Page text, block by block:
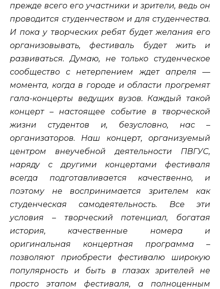
прежде всего его участники и зрители, ведь он
проводится студенчеством и для студенчества.
И пока у творческих ребят будет желания его
организовывать, фестиваль будет жить и
развиваться. Думаю, не только студенческое
сообщество с нетерпением ждет апреля —
момента, когда в городе и области прогремят
гала-концерты ведущих вузов. Каждый такой
концерт – настоящее событие в творческой
жизни студентов и, безусловно, нас –
организаторов. Наш концерт, организуемый
центром внеучебной деятельности ПВГУС,
наряду с другими концертами фестиваля
всегда подготавливается качественно, и
поэтому не воспринимается зрителем как
студенческая самодеятельность. Все эти
условия – творческий потенциал, богатая
история, качественные номера и
оригинальная концертная программа –
позволяют приобрести фестивалю широкую
популярность и быть в глазах зрителей не
просто этапом фестиваля, а полноценным